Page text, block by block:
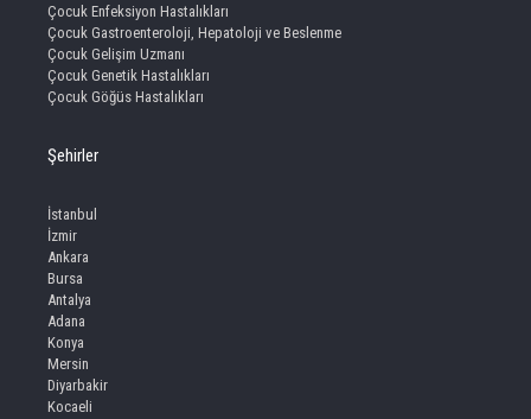
Çocuk Enfeksiyon Hastalıkları
Çocuk Gastroenteroloji, Hepatoloji ve Beslenme
Çocuk Gelişim Uzmanı
Çocuk Genetik Hastalıkları
Çocuk Göğüs Hastalıkları
Şehirler
İstanbul
İzmir
Ankara
Bursa
Antalya
Adana
Konya
Mersin
Diyarbakir
Kocaeli